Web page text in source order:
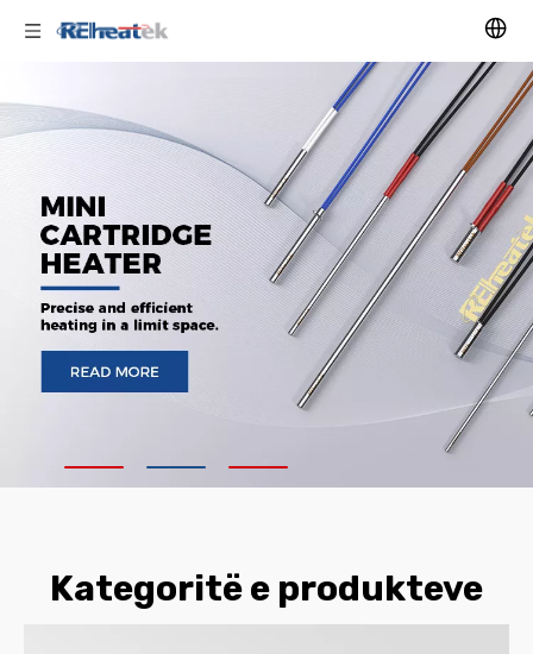
Kategoritë e produkteve